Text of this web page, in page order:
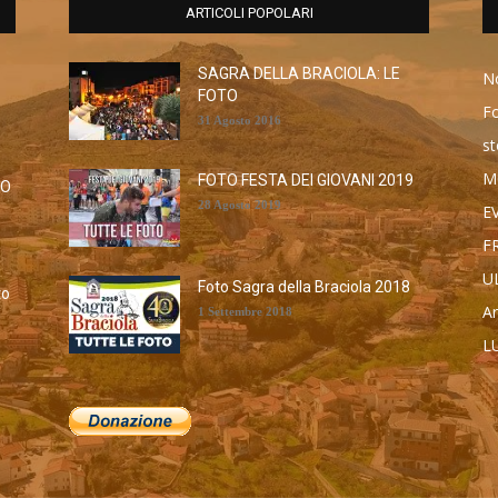
ARTICOLI POPOLARI
SAGRA DELLA BRACIOLA: LE
FOTO
31 Agosto 2016
FOTO FESTA DEI GIOVANI 2019
28 Agosto 2019
Foto Sagra della Braciola 2018
1 Settembre 2018